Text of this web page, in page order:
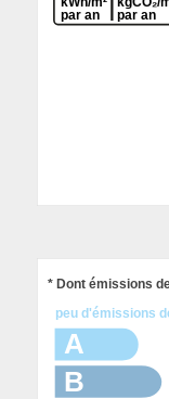
par an
par an
A
B
peu d'émissions
* Dont émissions